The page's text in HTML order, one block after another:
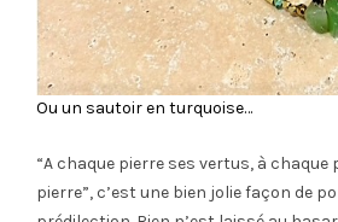
Ou un sautoir en turquoise…
“A chaque pierre ses vertus, à
pierre”, c’est une bien jolie façon de